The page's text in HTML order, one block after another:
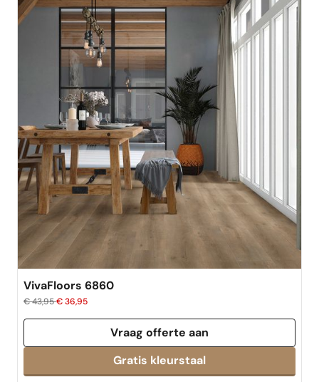
VivaFloors 6860
€ 43,95€ 36,95
Vraag offerte aan
Gratis kleurstaal